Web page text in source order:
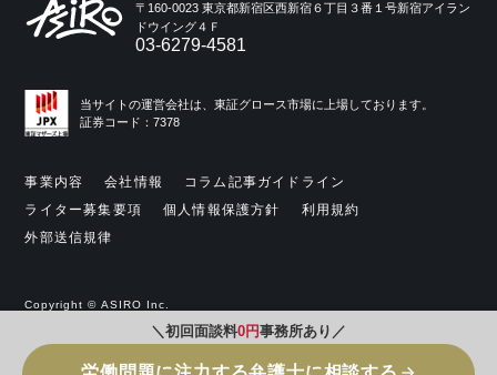
〒160-0023 東京都新宿区西新宿６丁目３番１号新宿アイラン
ドウイング４Ｆ
03-6279-4581
当サイトの運営会社は、東証グロース市場に上場しております。
証券コード：7378
事業内容 会社情報
コラム記事ガイドライン
ライター募集要項
個人情報保護方針
利用規約
外部送信規律
Copyright © ASIRO Inc.
＼初回面談料0円事務所あり／